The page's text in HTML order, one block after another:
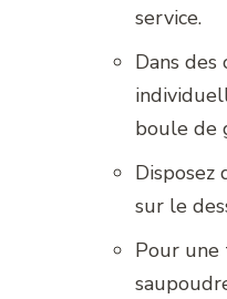
service.
Dans des
boule de
Disposez
sur le
Pour une